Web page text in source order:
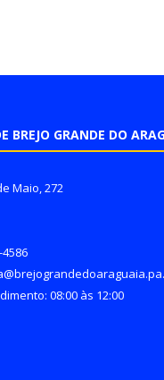
BREJO GRANDE DO
Maio, 272
4586
08:00 às 12:00